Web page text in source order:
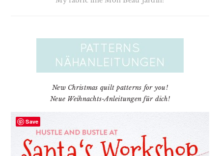
New Christmas quilt patterns for you!
Neue Weihnachts-Anleitungen für dich!
Save